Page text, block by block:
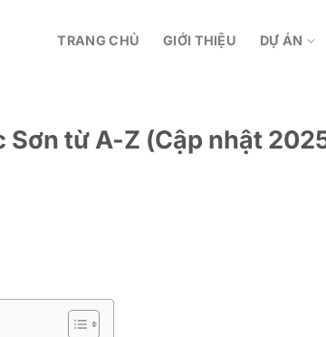
TRANG CHỦ GIỚI THIỆU DỰ ÁN
Sơn từ A-Z (Cập nhật